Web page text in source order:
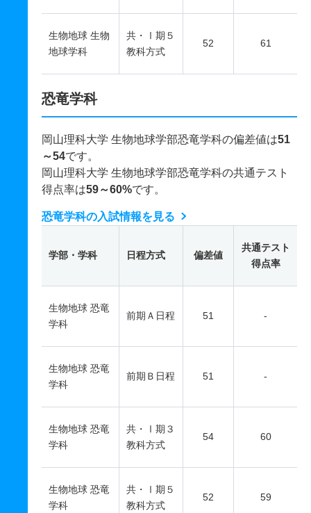
生物地球 生物
地球学科
共・Ⅰ期５
教科方式
52 61
恐竜学科
岡山理科大学 生物地球学部恐竜学科の偏差値は51
～54です。
岡山理科大学 生物地球学部恐竜学科の共通テスト
得点率は59～60%です。
恐竜学科の入試情報を見る
学部・学科 日程方式 偏差値
共通テスト
得点率
生物地球 恐竜
学科
前期Ａ日程 51 -
生物地球 恐竜
学科
前期Ｂ日程 51 -
生物地球 恐竜
学科
共・Ⅰ期３
教科方式
54 60
生物地球 恐竜
学科
共・Ⅰ期５
教科方式
52 59